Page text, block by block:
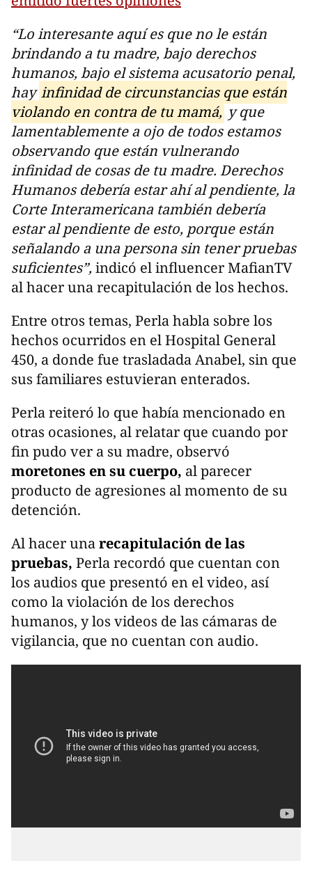
“Lo interesante aquí es que no le están
brindando a tu madre, bajo derechos
humanos, bajo el sistema acusatorio penal,
hayinfinidad de circunstancias que están
violando en contra de tu mamá, y que
lamentablemente a ojo de todos estamos
observando que están vulnerando
infinidad de cosas de tu madre. Derechos
Humanos debería estar ahí al pendiente, la
Corte Interamericana también debería
estar al pendiente de esto, porque están
señalando a una persona sin tener pruebas
suficientes”,indicó el influencer MafianTV
al hacer una recapitulación de los hechos.
Entre otros temas, Perla habla sobre los
hechos ocurridos en el Hospital General
450, a donde fue trasladada Anabel, sin que
sus familiares estuvieran enterados.
Perla reiteró lo que había mencionado en
otras ocasiones, al relatar que cuando por
fin pudo ver a su madre, observó
moretones en su cuerpo, al parecer
producto de agresiones al momento de su
detención.
Al hacer unarecapitulación de las
pruebas, Perla recordó que cuentan con
los audios que presentó en el video, así
como la violación de los derechos
humanos, y los videos de las cámaras de
vigilancia, que no cuentan con audio.